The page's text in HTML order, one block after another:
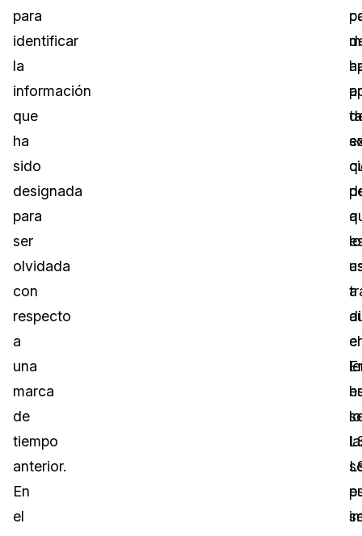
para
identificar
la
información
que
ha
sido
designada
para
ser
olvidada
con
respecto
a
una
marca
de
tiempo
anterior.
En
el
a
a
el